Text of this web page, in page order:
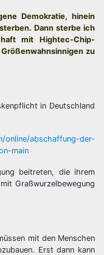
Demokratie, hinein
Dann sterbe ich
mit Hightec-Chip-
zu
in Deutschland
online/abschaffung-der-
main
beitreten, die ihrem
Graßwurzelbewegung
mit den Menschen
Erst dann kann